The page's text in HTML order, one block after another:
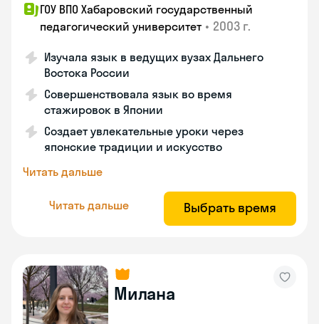
ГОУ ВПО Хабаровский государственный
педагогический университет • 2003 г.
Изучала язык в ведущих вузах Дальнего
Востока России
Совершенствовала язык во время
стажировок в Японии
Создает увлекательные уроки через
японские традиции и искусство
Читать дальше
Читать дальше Выбрать время
Милана